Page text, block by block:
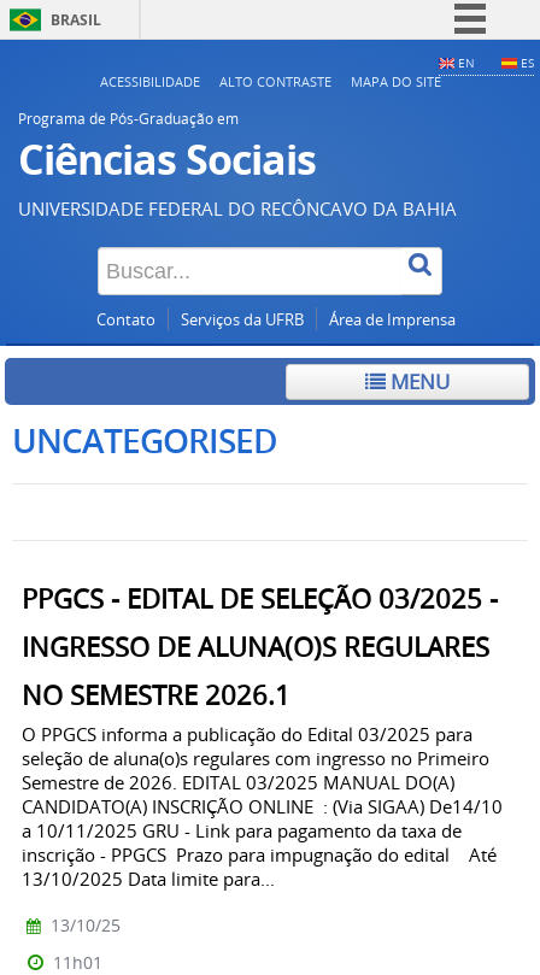
BRASIL
Acesso à informação
Legislação
Canais
EN ES
ACESSIBILIDADE ALTO CONTRASTE MAPA DO SITE
Programa de Pós-Graduação em
Ciências Sociais
UNIVERSIDADE FEDERAL DO RECÔNCAVO DA BAHIA
Contato Serviços da UFRB Área de Imprensa
MENU
UNCATEGORISED
PPGCS - EDITAL DE SELEÇÃO 03/2025 -
INGRESSO DE ALUNA(O)S REGULARES
NO SEMESTRE 2026.1
O PPGCS informa a publicação do Edital 03/2025 para
seleção de aluna(o)s regulares com ingresso no Primeiro
Semestre de 2026. EDITAL 03/2025 MANUAL DO(A)
CANDIDATO(A) INSCRIÇÃO ONLINE : (Via SIGAA) De14/10
a 10/11/2025 GRU - Link para pagamento da taxa de
inscrição - PPGCS Prazo para impugnação do edital Até
13/10/2025 Data limite para...
13/10/25
11h01